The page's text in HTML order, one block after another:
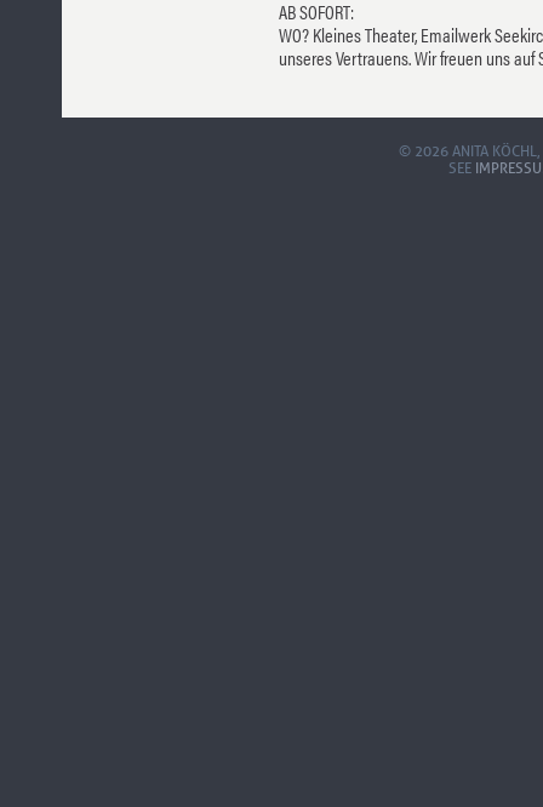
AB SOFORT:
WO? Kleines Theater, Emailwerk
unseres Vertrauens. Wir freuen uns auf
© 2026 ANITA KÖCHL,
SEE